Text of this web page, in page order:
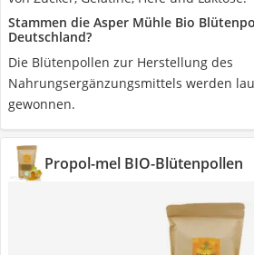
Stammen die Asper Mühle Bio
Deutschland?
Die Blütenpollen zur Herstellung des
Nahrungsergänzungsmittels werden
gewonnen.
Propol-mel BIO-Blütenpollen